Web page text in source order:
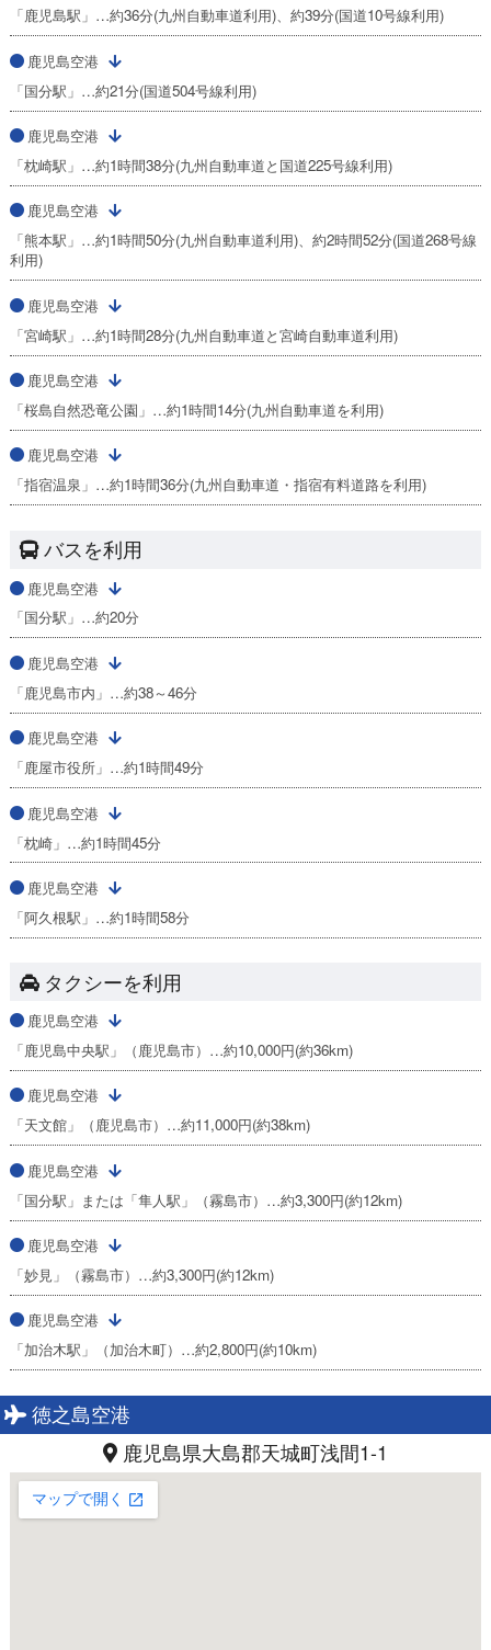
「鹿児島駅」…約36分(九州自動車道利用)、約39分(国道10号線利用)
鹿児島空港
「国分駅」…約21分(国道504号線利用)
鹿児島空港
「枕崎駅」…約1時間38分(九州自動車道と国道225号線利用)
鹿児島空港
「熊本駅」…約1時間50分(九州自動車道利用)、約2時間52分(国道268号線
利用)
鹿児島空港
「宮崎駅」…約1時間28分(九州自動車道と宮崎自動車道利用)
鹿児島空港
「桜島自然恐竜公園」…約1時間14分(九州自動車道を利用)
鹿児島空港
「指宿温泉」…約1時間36分(九州自動車道・指宿有料道路を利用)
バスを利用
鹿児島空港
「国分駅」…約20分
鹿児島空港
「鹿児島市内」…約38～46分
鹿児島空港
「鹿屋市役所」…約1時間49分
鹿児島空港
「枕崎」…約1時間45分
鹿児島空港
「阿久根駅」…約1時間58分
タクシーを利用
鹿児島空港
「鹿児島中央駅」（鹿児島市）…約10,000円(約36km)
鹿児島空港
「天文館」（鹿児島市）…約11,000円(約38km)
鹿児島空港
「国分駅」または「隼人駅」（霧島市）…約3,300円(約12km)
鹿児島空港
「妙見」（霧島市）…約3,300円(約12km)
鹿児島空港
「加治木駅」（加治木町）…約2,800円(約10km)
徳之島空港
鹿児島県大島郡天城町浅間1-1